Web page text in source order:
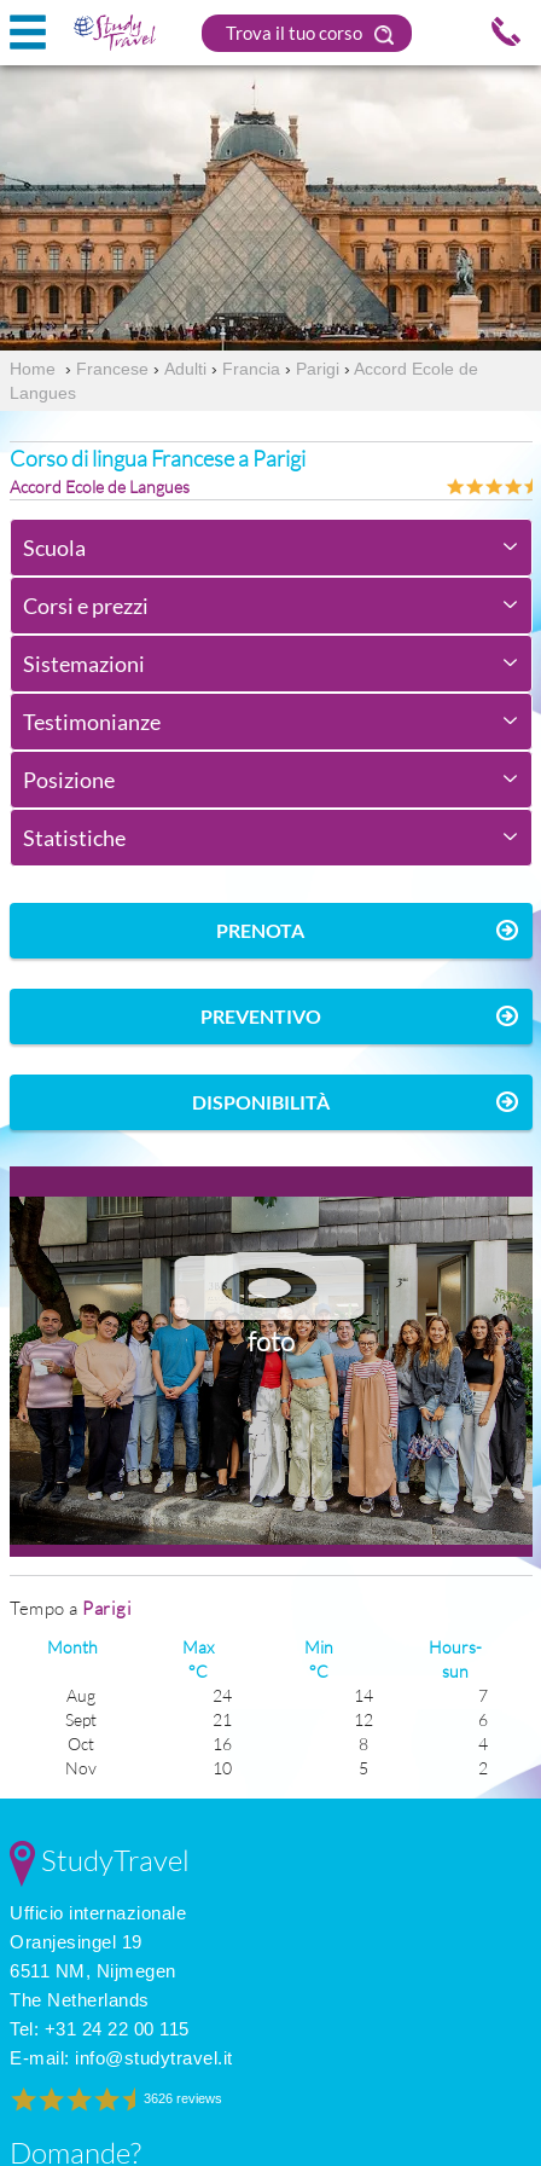
Trova il tuo corso
Home › Francese › Adulti › Francia › Parigi › Accord Ecole de
Langues
Corso di lingua Francese a Parigi
Accord Ecole de Langues
Scuola
Corsi e prezzi
Sistemazioni
Testimonianze
Posizione
Statistiche
PRENOTA
PREVENTIVO
DISPONIBILITÀ
foto
Tempo a Parigi
Month
Max
°C
Min
°C
Hours-
sun
Aug
24 14
7
Sept
21 12
6
Oct
16 8
4
Nov
10 5
2
2
Mar
May
June
July
StudyTravel
Ufficio internazionale
Oranjesingel 19
6511 NM, Nijmegen
The Netherlands
Tel: +31 24 22 00 115
E-mail: info@studytravel.it
3626 reviews
Domande?